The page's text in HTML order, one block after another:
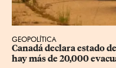
GEOPOLÍTICA
Canadá declara estado
hay más de 20,000